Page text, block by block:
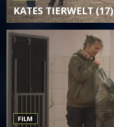
KATES TIERWELT (17)
FILM